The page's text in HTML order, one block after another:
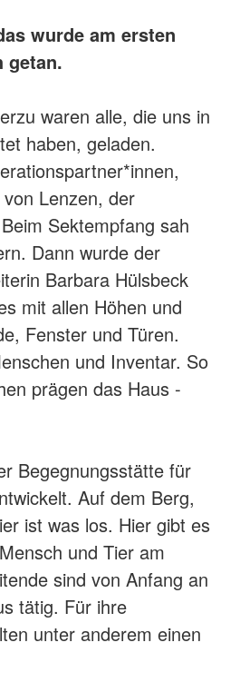
wurde am ersten
getan.
waren alle, die uns in
haben, geladen.
Lenzen, der
Sektempfang sah
Dann wurde der
Barbara Hülsbeck
mit allen Höhen und
Fenster und Türen.
und Inventar. So
prägen das Haus -
Begegnungsstätte für
Auf dem Berg,
ist was los. Hier gibt es
und Tier am
sind von Anfang an
tätig. Für ihre
unter anderem einen